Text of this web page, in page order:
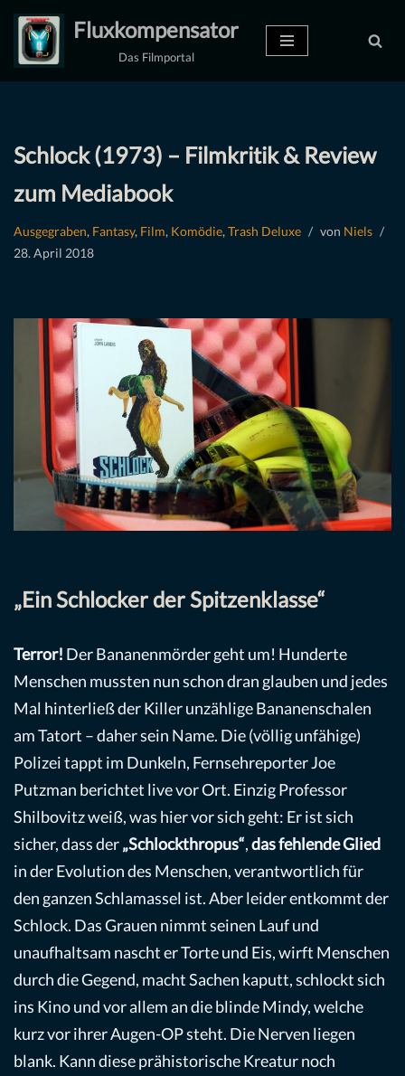
Zum
Inhalt
Fluxkompensator
Das Filmportal
Schlock (1973) – Filmkritik & Review
zum Mediabook
Ausgegraben, Fantasy, Film, Komödie, Trash Deluxe von Niels
28. April 2018
„Ein Schlocker der Spitzenklasse“
Terror! Der Bananenmörder geht um! Hunderte
Menschen mussten nun schon dran glauben und jedes
Mal hinterließ der Killer unzählige Bananenschalen
am Tatort – daher sein Name. Die (völlig unfähige)
Polizei tappt im Dunkeln, Fernsehreporter Joe
Putzman berichtet live vor Ort. Einzig Professor
Shilbovitz weiß, was hier vor sich geht: Er ist sich
sicher, dass der„Schlockthropus“,das fehlende Glied
in der Evolution des Menschen, verantwortlich für
den ganzen Schlamassel ist. Aber leider entkommt der
Schlock. Das Grauen nimmt seinen Lauf und
unaufhaltsam nascht er Torte und Eis, wirft Menschen
durch die Gegend, macht Sachen kaputt, schlockt sich
ins Kino und vor allem an die blinde Mindy, welche
kurz vor ihrer Augen-OP steht. Die Nerven liegen
blank. Kann diese prähistorische Kreatur noch